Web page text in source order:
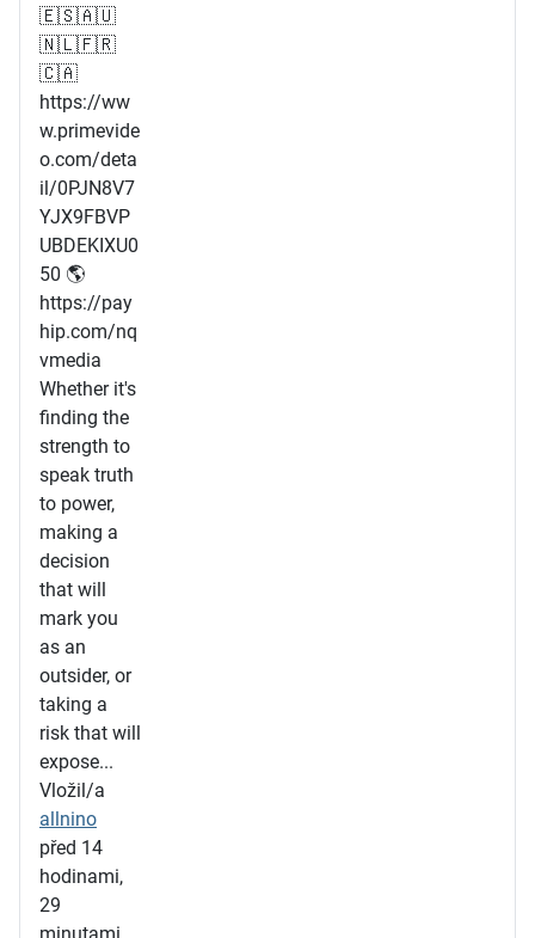
🇪🇸🇦🇺
🇳🇱🇫🇷
🇨🇦
https://ww
w.primevide
o.com/deta
il/0PJN8V7
YJX9FBVP
UBDEKIXU0
50 🌎
https://pay
hip.com/nq
vmedia
Whether it's
finding the
strength to
speak truth
to power,
making a
decision
that will
mark you
as an
outsider, or
taking a
risk that will
expose...
Vložil/a
allnino
před 14
hodinami,
29